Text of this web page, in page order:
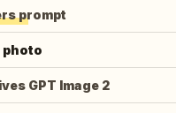
prompt
photo
GPT Image 2